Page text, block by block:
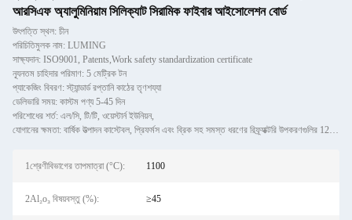
আরসিএফ অ্যালুমিনিয়াম সিলিক্যাট সিরামিক ফাইবার আইসোলেশন বোর্ড
উৎপত্তি স্থল: চীন
পরিচিতিমুলক নাম: LUMING
সাক্ষ্যদান: ISO9001, Patents,Work safety standardization certificate
ন্যূনতম চাহিদার পরিমাণ: 5 মেট্রিক টন
প্যাকেজিং বিবরণ: স্ট্যান্ডার্ড রপ্তানি কাঠের তৃণশয্যা
ডেলিভারি সময়: কাস্টম পণ্য 5-45 দিন
পরিশোধের শর্ত: এল/সি, টি/টি, ওয়েস্টার্ন ইউনিয়ন,
যোগানের ক্ষমতা: বার্ষিক উত্পাদন কাস্টেবল, প্রিফর্মস এবং ব্রিক সহ সমস্ত ধরণের রিফ্র্যাক্টরি উপকরণগুলির 120,000 মেট্রি
1শ্রেণীবিভাগের তাপমাত্রা (°C): 1100
2Al₂o₃ বিষয়বস্তু (%): ≥45